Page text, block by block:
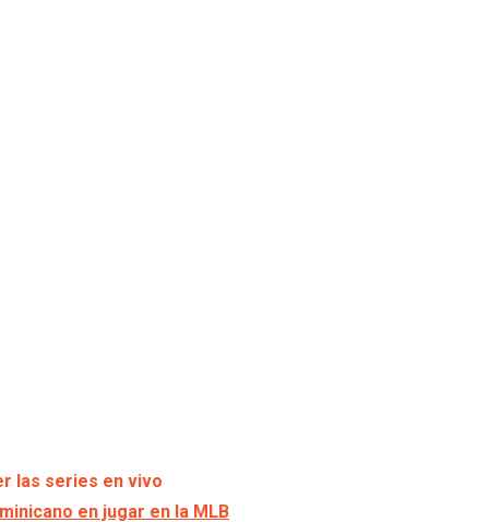
las series en vivo
en jugar en la MLB